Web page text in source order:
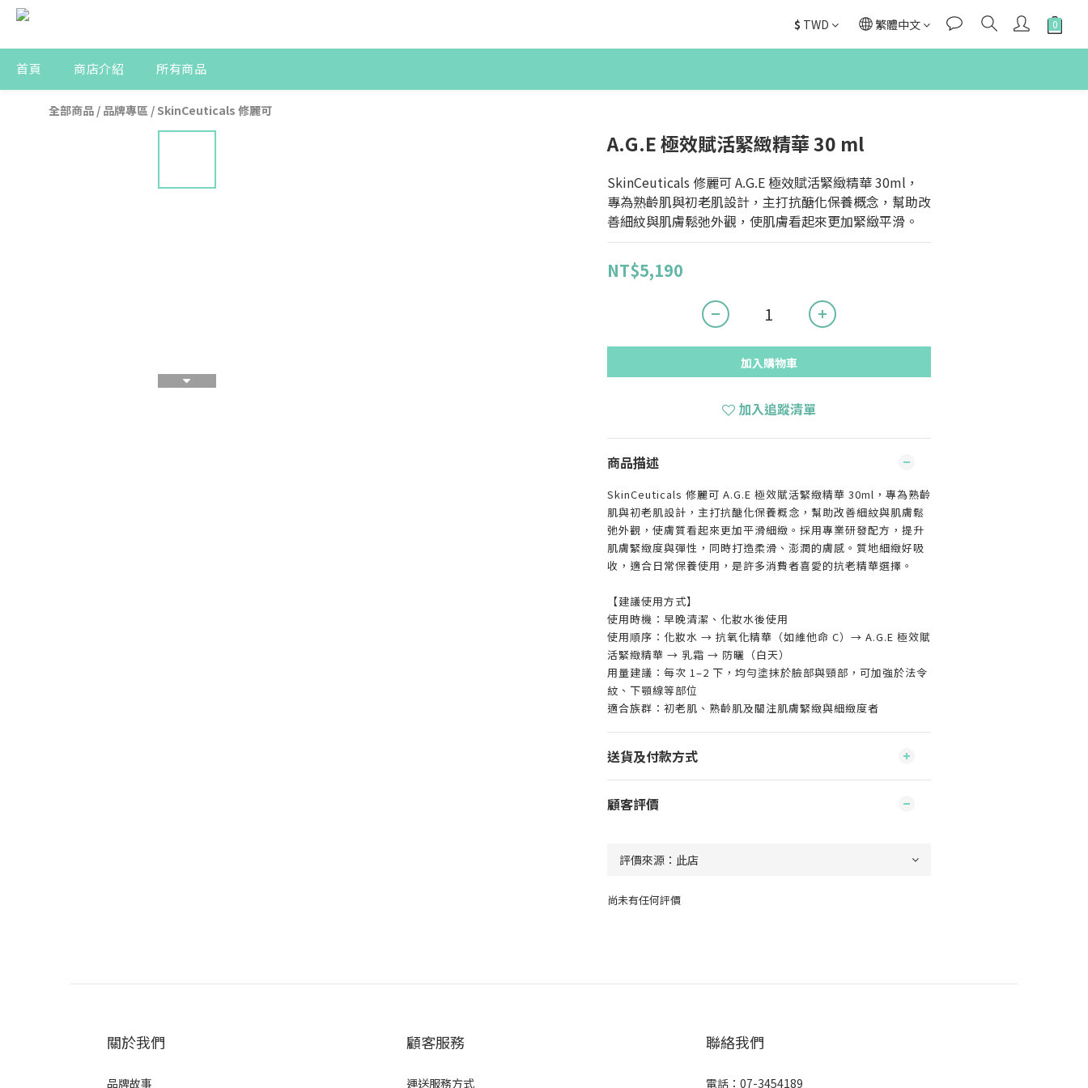
$ TWD 繁體中文
首頁 商店介紹 所有商品
全部商品 / 品牌專區 / SkinCeuticals 修麗可
A.G.E 極效賦活緊緻精華 30 ml
SkinCeuticals 修麗可 A.G.E 極效賦活緊緻精華 30ml，
專為熟齡肌與初老肌設計，主打抗醣化保養概念，幫助改
善細紋與肌膚鬆弛外觀，使肌膚看起來更加緊緻平滑。
NT$5,190
加入購物車
加入追蹤清單
商品描述
SkinCeuticals 修麗可 A.G.E 極效賦活緊緻精華 30ml，專為熟齡
肌與初老肌設計，主打抗醣化保養概念，幫助改善細紋與肌膚鬆
弛外觀，使膚質看起來更加平滑細緻。採用專業研發配方，提升
肌膚緊緻度與彈性，同時打造柔滑、澎潤的膚感。質地細緻好吸
收，適合日常保養使用，是許多消費者喜愛的抗老精華選擇。
【建議使用方式】
使用時機：早晚清潔、化妝水後使用
使用順序：化妝水 → 抗氧化精華（如維他命 C）→ A.G.E 極效賦
活緊緻精華 → 乳霜 → 防曬（白天）
用量建議：每次 1–2 下，均勻塗抹於臉部與頸部，可加強於法令
紋、下顎線等部位
適合族群：初老肌、熟齡肌及關注肌膚緊緻與細緻度者
送貨及付款方式
顧客評價
尚未有任何評價
關於我們
品牌故事
顧客服務
運送服務方式
聯絡我們
電話：07-3454189